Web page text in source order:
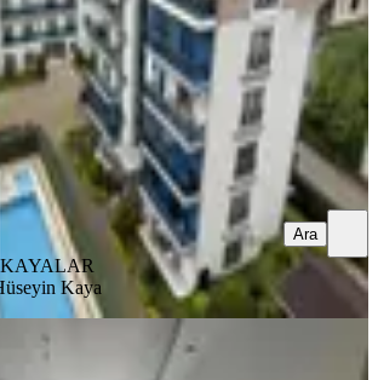
Hüseyin Kaya
KAYALAR
Kaya
Ara
Bölgesi 2+1 Arakat